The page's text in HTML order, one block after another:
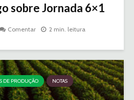
sobre Jornada 6×1
Comentar 2 min. leitura
DE PRODUÇÃO
NOTAS